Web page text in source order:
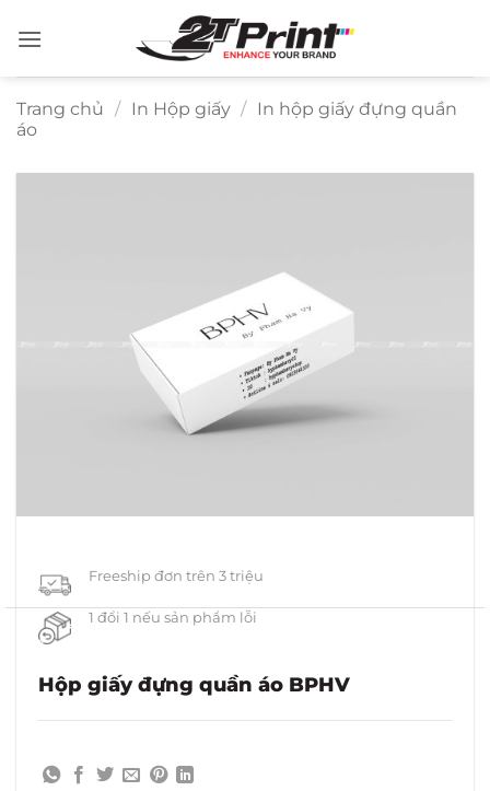
qua
Trang chủ / In Hộp giấy / In hộp giấy đựng quần
áo
Freeship đơn trên 3 triệu
1 đổi 1 nếu sản phẩm lỗi
Hộp giấy đựng quần áo BPHV